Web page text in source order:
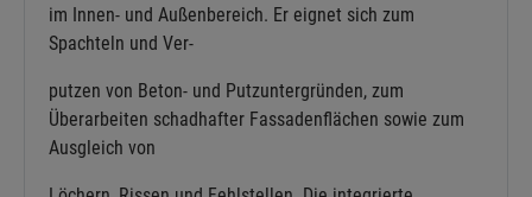
im Innen- und Außenbereich. Er eignet sich zum
Spachteln und Ver-
putzen von Beton- und Putzuntergründen, zum
Überarbeiten schadhafter Fassadenflächen sowie zum
Ausgleich von